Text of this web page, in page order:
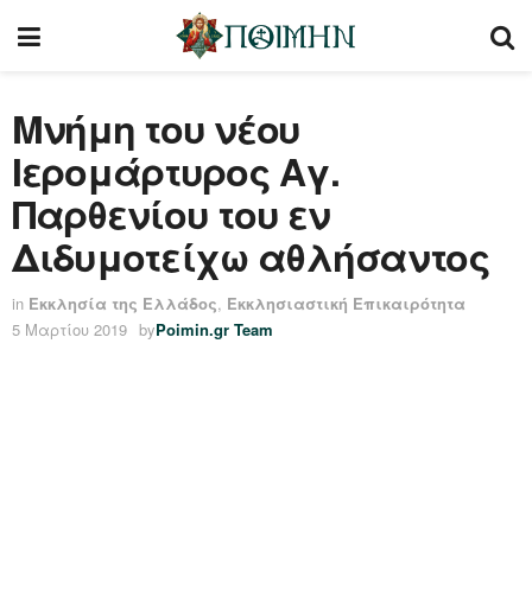
Μνήμη του νέου
Ιερομάρτυρος Aγ.
Παρθενίου του εν
Διδυμοτείχω αθλήσαντος
in Εκκλησία της Ελλάδος, Εκκλησιαστική Επικαιρότητα
5 Μαρτίου 2019 byPoimin.gr Team